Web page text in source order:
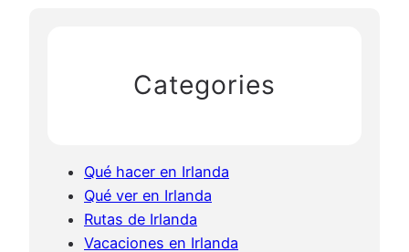
Categories
Qué hacer en Irlanda
Qué ver en Irlanda
Rutas de Irlanda
Vacaciones en Irlanda